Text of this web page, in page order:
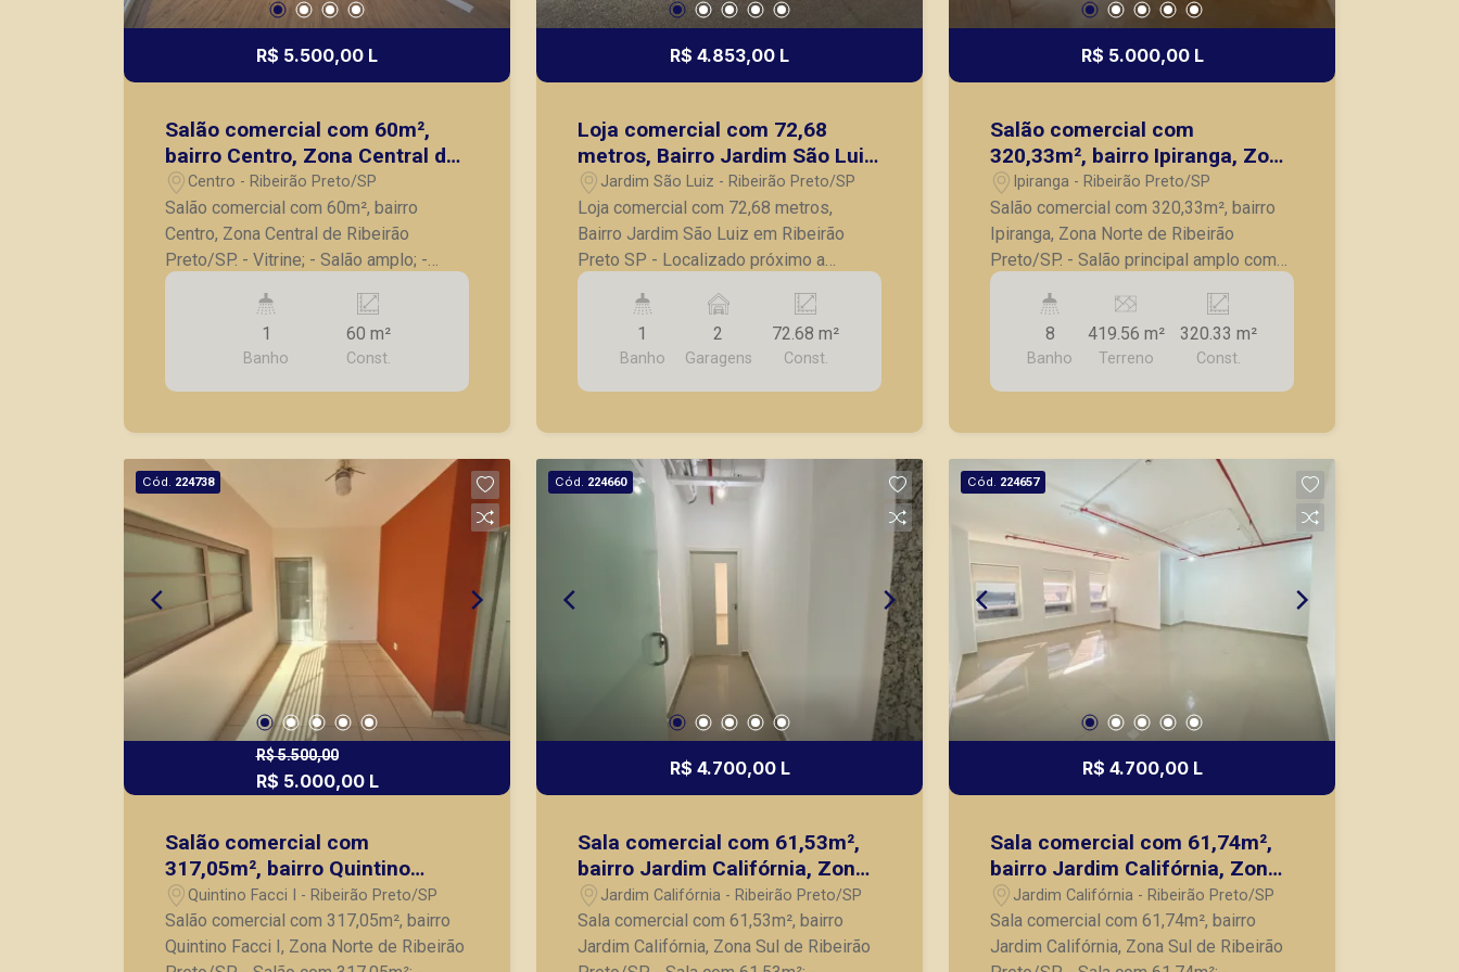
R$ 5.500,00 L
Salão comercial com 60m²,
bairro Centro, Zona Central de
Ribeirão Preto/SP.
Centro - Ribeirão Preto/SP
Salão comercial com 60m², bairro
Centro, Zona Central de Ribeirão
Preto/SP. - Vitrine; - Salão amplo; -
Prateleiras; - Imóvel em excelente
localização no Centro de Ribeirão
Preto, em uma das ruas mais
movimentadas. Também temos imóveis
no Jardim América, Jardim Sumaré, Alto
escolas, além de pontos comerciais
localizados na Zona Sul.
1
Banho
60 m²
Const.
R$ 4.853,00 L
Loja comercial com 72,68
metros, Bairro Jardim São Luiz
em Ribeirão Preto SP
Jardim São Luiz - Ribeirão Preto/SP
Loja comercial com 72,68 metros,
Bairro Jardim São Luiz em Ribeirão
Preto SP - Localizado próximo a
avenida Portugal; - Frente de vidro; -
Banheiro; - Estacionamento frontal; A
Piramid tem como objetivo atender
seus clientes com agilidade e
segurança, em locação, vendas de
de Ribeirão Preto.
1
Banho
2
Garagens
72.68 m²
Const.
R$ 5.000,00 L
Salão comercial com
320,33m², bairro Ipiranga, Zona
Norte de Ribeirão Preto/SP.
Ipiranga - Ribeirão Preto/SP
Salão comercial com 320,33m², bairro
Ipiranga, Zona Norte de Ribeirão
Preto/SP. - Salão principal amplo com
cozinha; - 08 banheiros bem
distribuídos - Depósitos para apoio e
organização; - Terraço espaçoso com
cozinha integrada e banheiros; - Área
de serviço independente; - Imóvel
Piramid tem como objetivo atender
seus clientes com agilidade e
segurança, em locação, vendas de
imóveis prontos, usados ou mesmo
nos principais lançamentos da cidade
de Ribeirão Preto.
8
Banho
419.56 m²
Terreno
320.33 m²
Const.
Cód. 224738
R$ 5.500,00
R$ 5.000,00 L
Salão comercial com
317,05m², bairro Quintino
Facci I, Zona Norte de Ribeirão
Preto/SP.
Quintino Facci I - Ribeirão Preto/SP
Salão comercial com 317,05m², bairro
Quintino Facci I, Zona Norte de Ribeirão
Cód. 224660
R$ 4.700,00 L
Sala comercial com 61,53m²,
bairro Jardim Califórnia, Zona
Sul de Ribeirão Preto/SP.
Jardim Califórnia - Ribeirão Preto/SP
Sala comercial com 61,53m², bairro
Jardim Califórnia, Zona Sul de Ribeirão
Cód. 224657
R$ 4.700,00 L
Sala comercial com 61,74m²,
bairro Jardim Califórnia, Zona
Sul de Ribeirão Preto/SP.
Jardim Califórnia - Ribeirão Preto/SP
Sala comercial com 61,74m², bairro
Jardim Califórnia, Zona Sul de Ribeirão